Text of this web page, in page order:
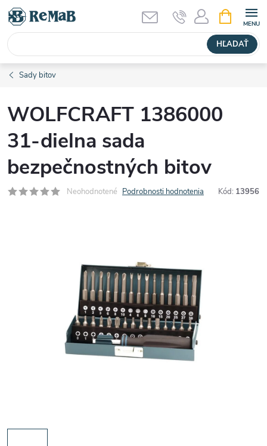
Prejsť
obsah
HĽADAŤ
KOŠÍK
Sady bitov
WOLFCRAFT 1386000
31-dielna sada
bezpečnostných bitov
Neohodnotené Podrobnosti hodnotenia Kód: 13956